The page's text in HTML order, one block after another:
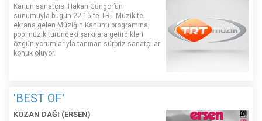
Kanun sanatçısı Hakan Güngör’ün
sunumuyla bugün 22.15'te TRT Müzik'te
ekrana gelen Müziğin Kanunu programına,
pop müzik türündeki şarkılara getirdikleri
özgün yorumlarıyla tanınan sürpriz sanatçılar
konuk oluyor.
'BEST OF'
KOZAN DAĞI (ERSEN)